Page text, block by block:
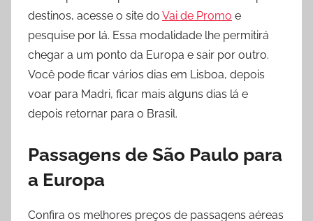
a
V
a
g
s
destinos, acesse o site do Vai de Promo e
pesquise por lá. Essa modalidade lhe permitirá
chegar a um ponto da Europa e sair por outro.
Você pode ficar vários dias em Lisboa, depois
voar para Madri, ficar mais alguns dias lá e
depois retornar para o Brasil.
Passagens de São Paulo para
a Europa
Confira os melhores preços de passagens aéreas